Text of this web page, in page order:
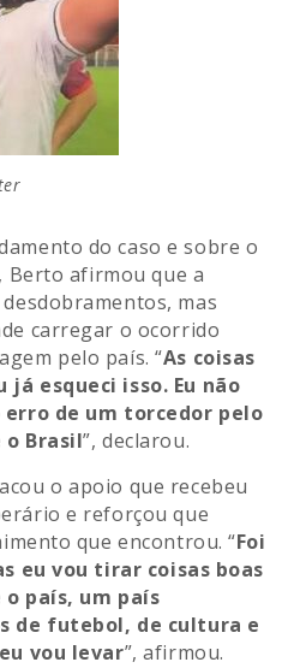
do caso e sobre o
Berto afirmou que a
mas
carregar o ocorrido
pelo país. “As coisas
já esqueci isso. Eu não
de um torcedor pelo
o Brasil”, declarou.
o apoio que recebeu
e reforçou que
que encontrou. “Foi
eu vou tirar coisas boas
o país, um país
de futebol, de cultura e
vou levar”, afirmou.